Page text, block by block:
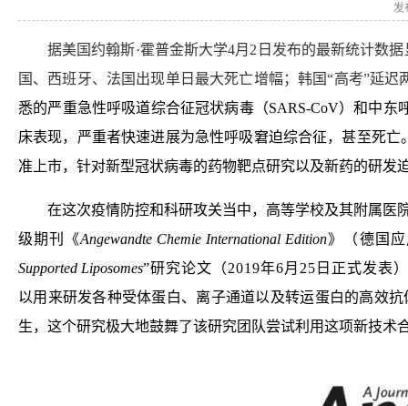
发
据美国约翰斯·霍普金斯大学4月2日发布的最新统计数
国、西班牙、法国出现单日最大死亡增幅；韩国“高考”延
悉的严重急性呼吸道综合征冠状病毒（SARS-CoV）和中
床表现，严重者快速进展为急性呼吸窘迫综合征，甚至死
准上市，针对新型冠状病毒的药物靶点研究以及新药的研发
在这次疫情防控和科研攻关当中，高等学校及其附属医
级期刊《Angewandte Chemie International Edition》 （德国
Supported Liposomes”研究论文（2019年6月25日正式发表
以用来研发各种受体蛋白、离子通道以及转运蛋白的高效
生，这个研究极大地鼓舞了该研究团队尝试利用这项新技术